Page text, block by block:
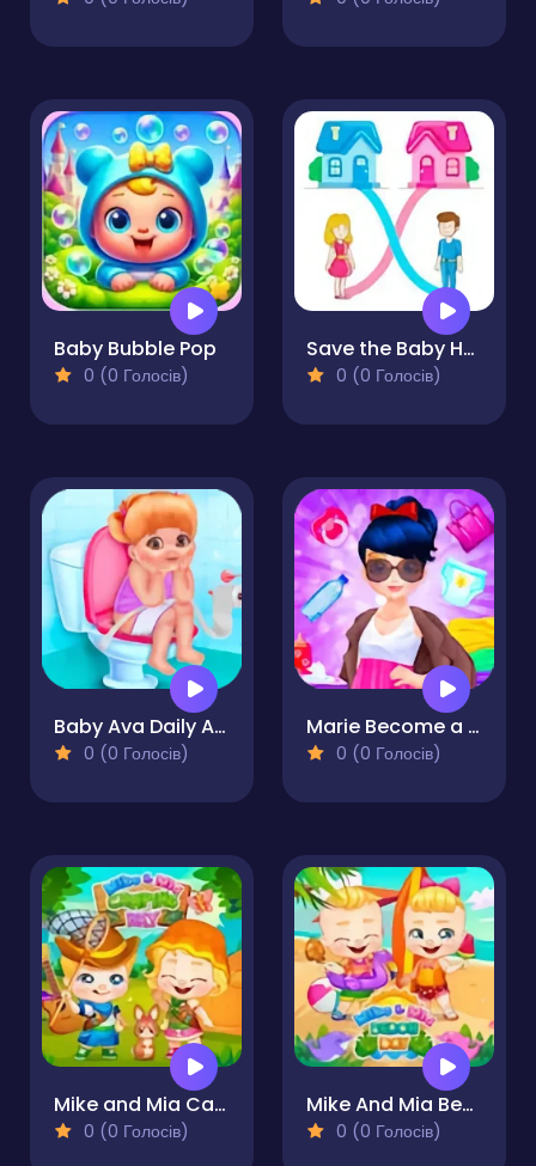
Baby Bubble Pop
0 (0 Голосів)
Save the Baby Home Rush
0 (0 Голосів)
Baby Ava Daily Activities
0 (0 Голосів)
Marie Become a Mommy
0 (0 Голосів)
Mike and Mia Camping Day
0 (0 Голосів)
Mike And Mia Beach Day
0 (0 Голосів)